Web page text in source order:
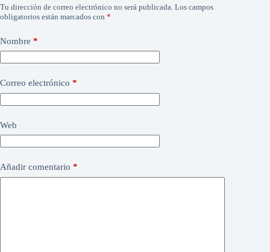
Tu dirección de correo electrónico no será publicada. Los campos
obligatorios están marcados con *
Nombre *
Correo electrónico *
Web
Añadir comentario *